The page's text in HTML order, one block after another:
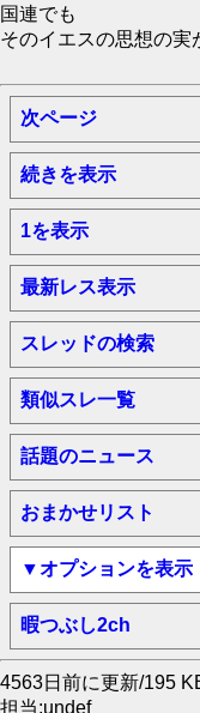
国連でも
そのイエスの思想の実
次ページ
続きを表示
1を表示
最新レス表示
スレッドの検索
類似スレ一覧
話題のニュース
おまかせリスト
▼オプションを表示
暇つぶし2ch
4563日前に更新/195
担当:undef